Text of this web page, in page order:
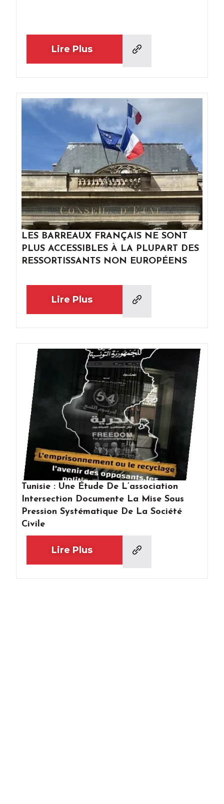
Lire Plus
LES BARREAUX FRANÇAIS NE SONT
PLUS ACCESSIBLES À LA PLUPART DES
RESSORTISSANTS NON EUROPÉENS
Lire Plus
Tunisie : Une Étude De L’association
Intersection Documente La Mise Sous
Pression Systématique De La Société
Civile
Lire Plus